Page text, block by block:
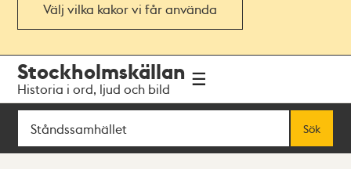
Välj vilka kakor vi får använda
navigationen
huvudinnehållet
Stockholmskällan
Historia i ord, ljud och bild
Sök
Sök